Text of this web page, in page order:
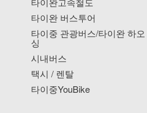
타이완 버스투어
타이중 관광버스/타이완 하오
싱
시내버스
택시 / 렌탈
타이중YouBike